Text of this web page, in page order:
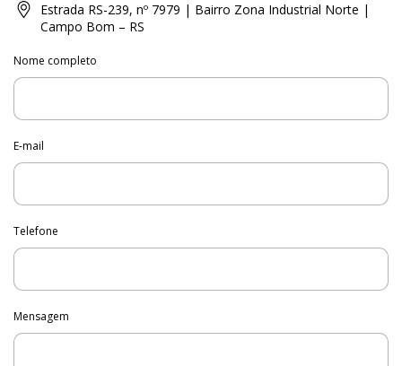
Estrada RS-239, nº 7979 | Bairro Zona Industrial Norte |
Campo Bom – RS
Nome completo
E-mail
Telefone
Mensagem